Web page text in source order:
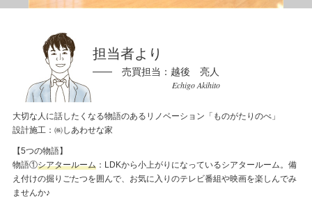
担当者より
売買担当：越後 亮人
Echigo Akihito
大切な人に話したくなる物語のあるリノベーション「ものがたりのべ」
設計施工：㈱しあわせな家
【5つの物語】
物語①シアタールーム：LDKから小上がりになっているシアタールーム。備
え付けの掘りごたつを囲んで、お気に入りのテレビ番組や映画を楽しんでみ
ませんか♪